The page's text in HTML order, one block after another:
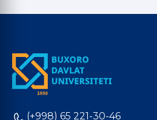
(+998) 65 221-30-46